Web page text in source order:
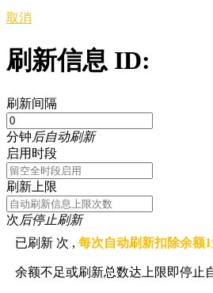
取消
刷新信息 ID:
刷新间隔
分钟后自动刷新
启用时段
刷新上限
次后停止刷新
已刷新 次 ,每次自动刷新扣除余额
余额不足或刷新总数达上限即停止